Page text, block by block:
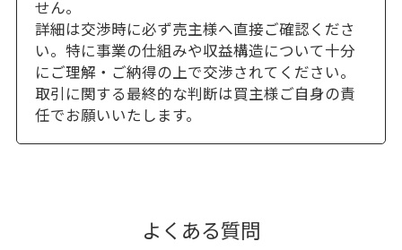
せん。
詳細は交渉時に必ず売主様へ直接ご確認くださ
い。特に事業の仕組みや収益構造について十分
にご理解・ご納得の上で交渉されてください。
取引に関する最終的な判断は買主様ご自身の責
任でお願いいたします。
よくある質問